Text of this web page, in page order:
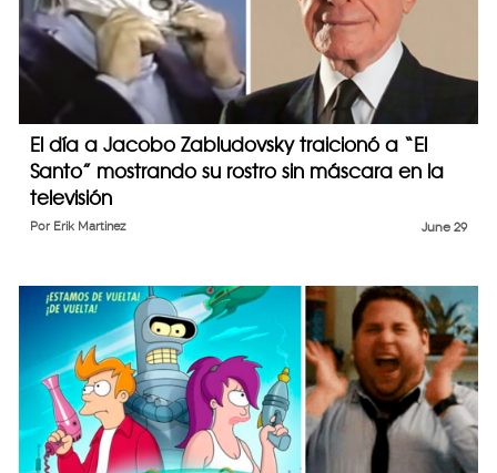
El día a Jacobo Zabludovsky traicionó a “El
Santo” mostrando su rostro sin máscara en la
televisión
June 29
Por Erik Martinez